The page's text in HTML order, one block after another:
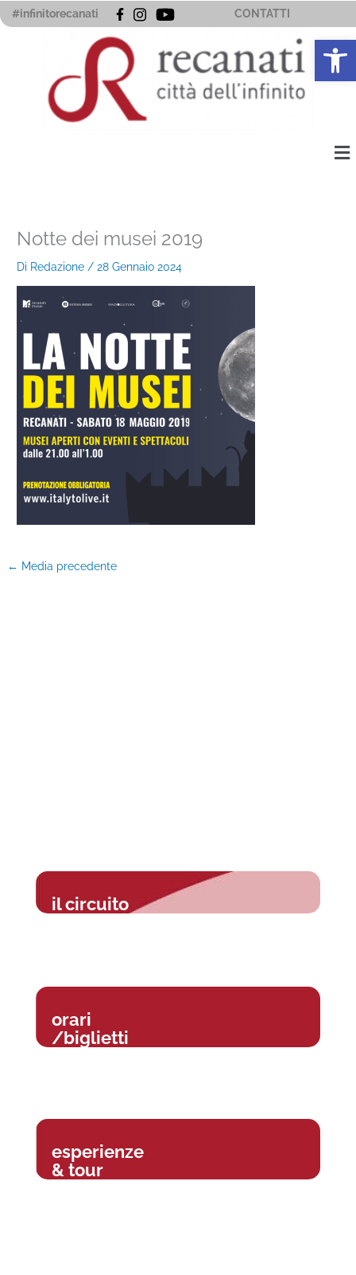
Vai
al
#infinitorecanati CONTATTI
Notte dei musei 2019
Di Redazione /28 Gennaio 2024
← Media precedente
il circuito
orari
/biglietti
esperienze
& tour
Apri la